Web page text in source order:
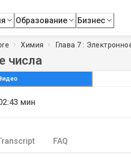
Образование Бизнес
Химия Глава 7 :
числа
мин
FAQ